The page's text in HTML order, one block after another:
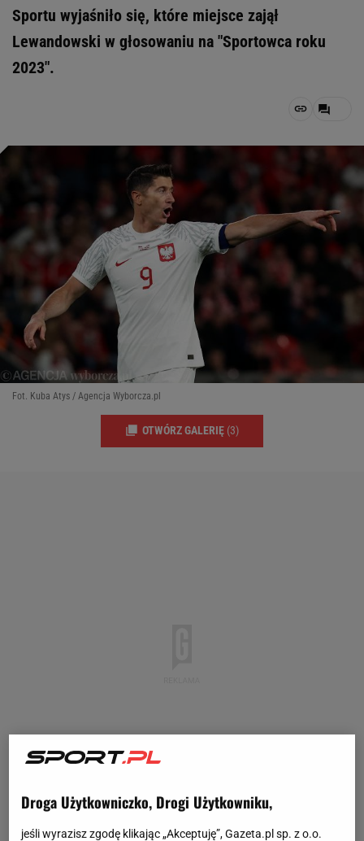
Sportu wyjaśniło się, które miejsce zajął
Lewandowski w głosowaniu na "Sportowca roku
2023".
Fot. Kuba Atys / Agencja Wyborcza.pl
OTWÓRZ GALERIĘ (3)
Droga Użytkowniczko, Drogi Użytkowniku,
jeśli wyrazisz zgodę klikając „Akceptuję”, Gazeta.pl sp. z o.o.